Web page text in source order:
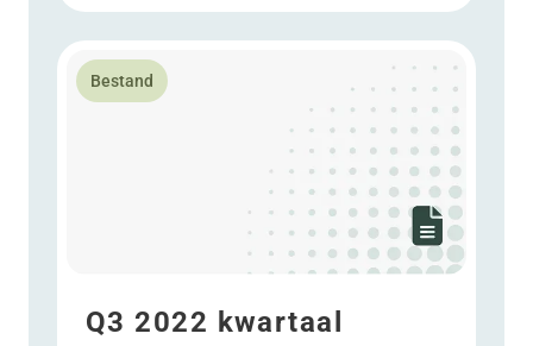
Bestand
Q3 2022 kwartaal
Lees meer over Q3 2022 kwartaal resultaat -